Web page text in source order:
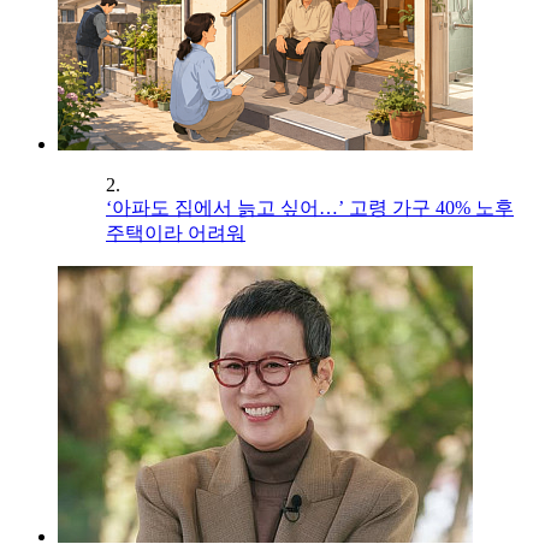
2.
‘아파도 집에서 늙고 싶어…’ 고령 가구 40% 노후
주택이라 어려워